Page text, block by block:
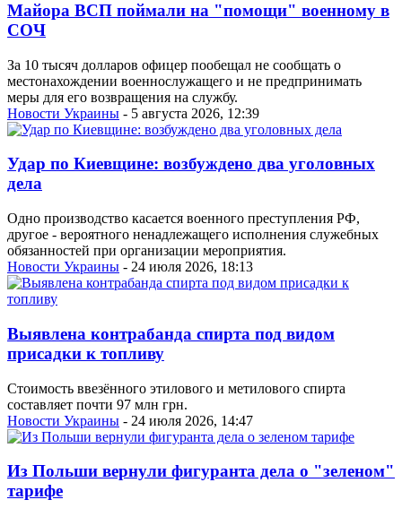
Майора ВСП поймали на "помощи" военному в
СОЧ
За 10 тысяч долларов офицер пообещал не сообщать о
местонахождении военнослужащего и не предпринимать
меры для его возвращения на службу.
Новости Украины - 5 августа 2026, 12:39
Удар по Киевщине: возбуждено два уголовных
дела
Одно производство касается военного преступления РФ,
другое - вероятного ненадлежащего исполнения служебных
обязанностей при организации мероприятия.
Новости Украины - 24 июля 2026, 18:13
Выявлена контрабанда спирта под видом
присадки к топливу
Стоимость ввезённого этилового и метилового спирта
составляет почти 97 млн грн.
Новости Украины - 24 июля 2026, 14:47
Из Польши вернули фигуранта дела о "зеленом"
тарифе